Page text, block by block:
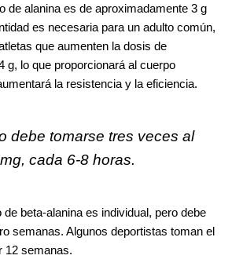
de alanina es de aproximadamente 3 g
es necesaria para un adulto común,
que aumenten la dosis de
g, lo que proporcionará al cuerpo
la resistencia y la eficiencia.
debe tomarse tres veces al
cada 6-8 horas.
beta-alanina es individual, pero debe
semanas. Algunos deportistas toman el
12 semanas.